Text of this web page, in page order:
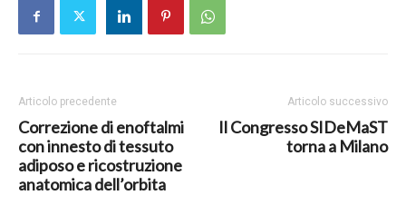
Articolo precedente
Correzione di enoftalmi
con innesto di tessuto
adiposo e ricostruzione
anatomica dell’orbita
Articolo successivo
Il Congresso SIDeMaST
torna a Milano